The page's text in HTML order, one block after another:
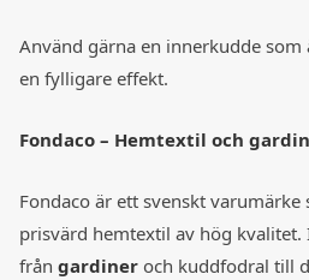
Använd gärna en innerkudde
en fylligare effekt.
Fondaco – Hemtextil och
Fondaco är ett svenskt
prisvärd hemtextil av hög
från gardiner och kuddfodral till